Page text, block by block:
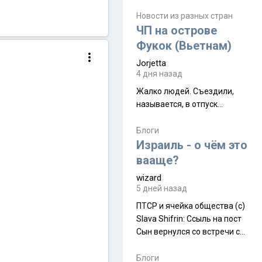
Дивали 8 ноября.
Новости из разных стран
ЧП на острове
Фукок (Вьетнам)
Jorjetta
4 дня назад
Жалко людей. Съездили,
называется, в отпуск...
Блоги
Израиль - о чём это
вааще?
wizard
5 дней назад
ПТСР и ячейка общества (с)
Slava Shifrin: Ссыль на пост
Сын вернулся со встречи с
уже, как демобилизовались,
Блоги